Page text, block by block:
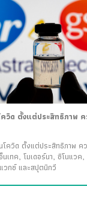
วิด ตั้งแต่ประสิทธิภาพ
โควิด ตั้งแต่ประสิทธิภาพ ค
นเทค, โมเดอร์นา, ซิโนแวค
วกซ์ และสปุตนิกวี